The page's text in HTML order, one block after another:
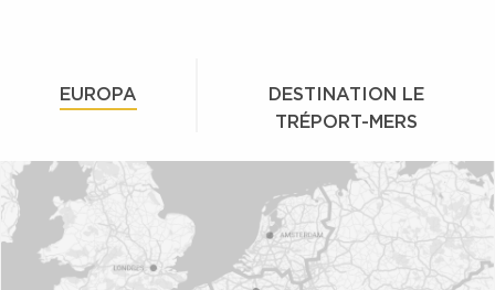
EUROPA
DESTINATION LE
TRÉPORT-MERS